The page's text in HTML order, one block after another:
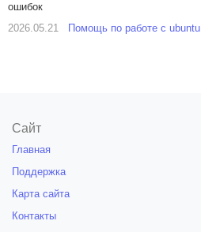
ошибок
2026.05.21
Помощь по работе с ubuntu
Сайт
Главная
Поддержка
Карта сайта
Контакты